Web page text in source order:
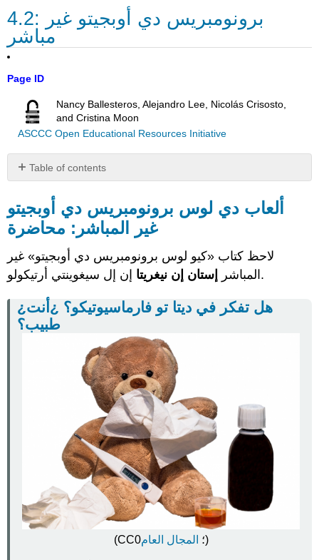
4.2: برونومبريس دي أوبجيتو غير
مباشر
Page ID
Nancy Ballesteros, Alejandro Lee, Nicolás Crisosto,
and Cristina Moon
ASCCC Open Educational Resources Initiative
Table of contents
لوس
برونومبريس
أوبجيتو
غير
محاضرة
¿هل
فارماسيوتيكو؟
(تكملة)
بشكل
غير
ألعاب دي لوس برونومبريس دي أوبجيتو
غير المباشر: محاضرة
لاحظ كتاب «كيو لوس برونومبريس دي أوبجيتو» غير
المباشر
إستان إن نيغريتا إن إل سيغوينتي أرتيكولو.
¿هل تفكر في ديتا تو فارماسيوتيكو؟ ¿أنت
طبيب؟
(CC0؛ المجال العام )